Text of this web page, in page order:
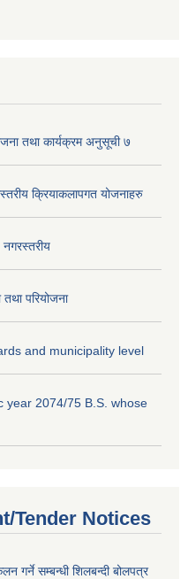
तथा कार्यक्रम अनुसूची ७
क्रियाकलापगत योजनाहरु
नगरस्तरीय
परियोजना
and municipality level
year 2074/75 B.S. whose
Tender Notices
गर्ने सम्बन्धी शिलबन्दी बोलपत्र